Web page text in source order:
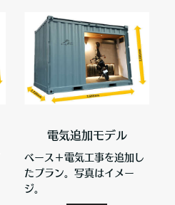
電気追加モデル
ベース＋電気工事を追加し
たプラン。写真はイメー
ジ。